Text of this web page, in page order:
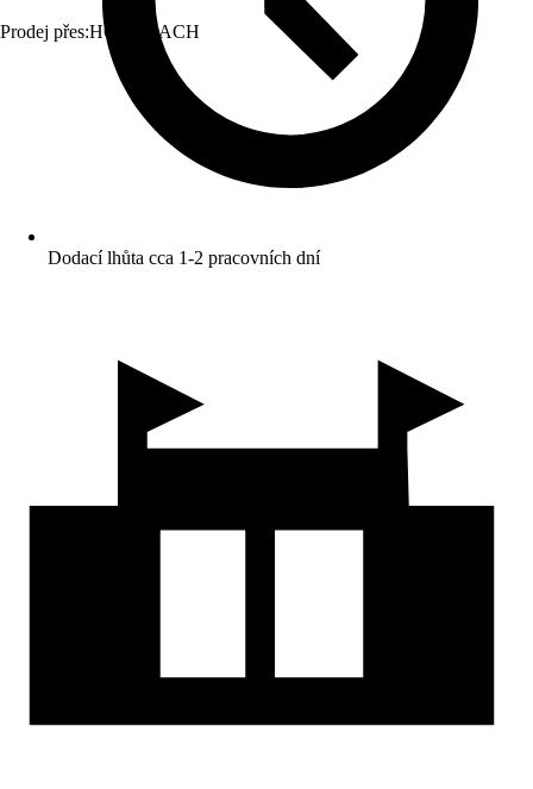
Prodej přes:HORNBACH
Dodací lhůta cca 1-2 pracovních dní